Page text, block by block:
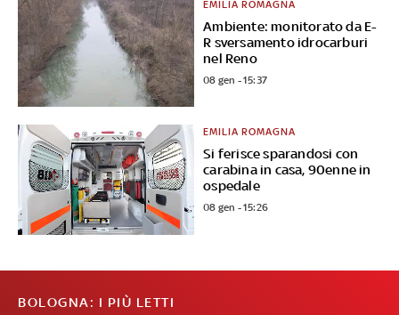
Ambiente: monitorato da E-
R sversamento idrocarburi
nel Reno
EMILIA ROMAGNA
08 gen - 15:37
Si ferisce sparandosi con
carabina in casa, 90enne in
ospedale
EMILIA ROMAGNA
08 gen - 15:26
BOLOGNA: I PIÙ LETTI